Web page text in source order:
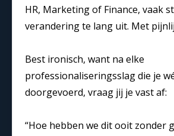
HR, Marketing of Finance, vaak
verandering te lang uit. Met
Best ironisch, want na elke
professionaliseringsslag die je
doorgevoerd, vraag jij je vast af:
“Hoe hebben we dit ooit zonder